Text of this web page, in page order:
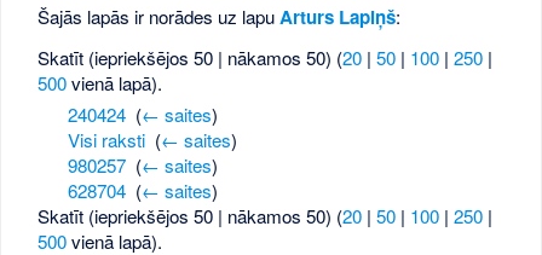
Šajās lapās ir norādes uz lapu Arturs Lapiņš:
Skatīt (iepriekšējos 50 | nākamos 50) (20 |50 | 100 |250 |
500vienā lapā).
240424‎ (← saites)
Visi raksti‎ (← saites)
980257‎ (← saites)
628704‎ (← saites)
Skatīt (iepriekšējos 50 | nākamos 50) (20 |50 | 100 |250 |
500vienā lapā).